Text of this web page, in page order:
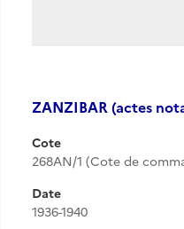
ZANZIBAR (actes
Cote
268AN/1 (Cote de
Date
1936-1940